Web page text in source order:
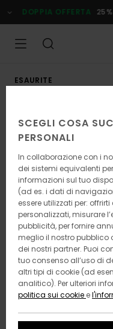
alle
informazioni
prodotto
DOPPIA OFFERTA
ESAURITE
SCEGLI COSA
PERSONALI
In collaborazione con i
dei sistemi equivalenti
informazioni sul tuo
(ad es. i dati di
essere utilizzati per:
personalizzati, misurare
pubblicità, per fornire
meglio il nostro pubblico
dei nostri partner. Puoi
tuo consenso all’uso di
altri tipi di cookie (ad
analitico). Per ulteriori
politica sui cookie e